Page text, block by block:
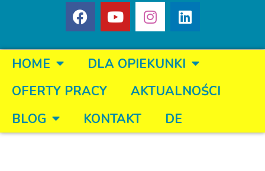
HOME
DLA OPIEKUNKI
OFERTY PRACY
AKTUALNOŚCI
BLOG
KONTAKT DE